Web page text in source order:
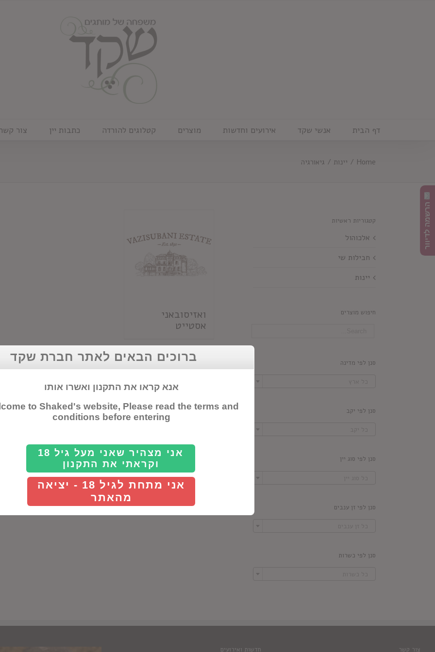
דף הבית אנשי שקד אירועים וחדשות מוצרים קטלוגים להורדה כתבות יין צור
Home
/ יינות / גיאורגיה
ואזיסובאני
אסטייט
קטגוריות ראשיות
אלכוהול
חבילות שי
יינות
חיפוש מוצרים
סנן לפי מדינה
סנן לפי יקב
סנן לפי סוג יין
סנן לפי זן ענבים
סנן לפי כשרות
צור קשר חדשות ואירועים
הרשמה לדיוור
ברוכים הבאים לאתר חברת שקד
אנא קראו את התקנון ואשרו אותו
to Shaked's website, Please read the terms and
conditions before entering
אני מצהיר שאני מעל גיל 18
וקראתי את התקנון
אני מתחת לגיל 18 - יציאה
מהאתר